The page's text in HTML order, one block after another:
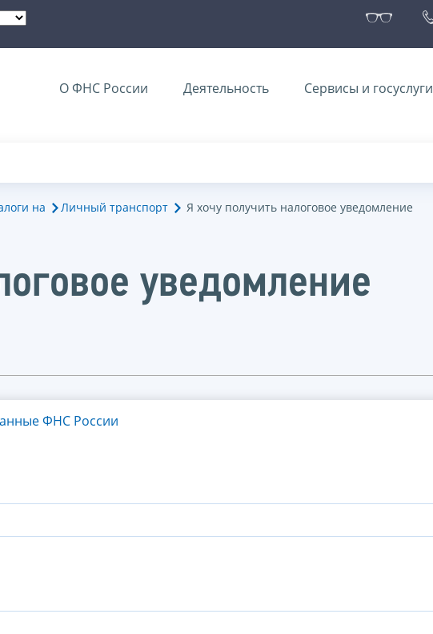
О ФНС России Деятельность Сервисы и госуслуги
на Личный транспорт Я хочу получить налоговое уведомление
уведомление
ФНС России